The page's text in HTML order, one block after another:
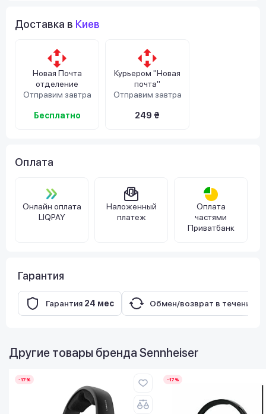
Доставка в Киев
Новая Почта
отделение
Отправим завтра
Бесплатно
Курьером "Новая
почта"
Отправим завтра
249 ₴
Оплата
Онлайн оплата
LIQPAY
Наложенный
платеж
Оплата
частями
Приватбанк
Гарантия
Гарантия 24 мес Обмен/возврат в течение
Другие товары бренда Sennheiser
-17% -17%